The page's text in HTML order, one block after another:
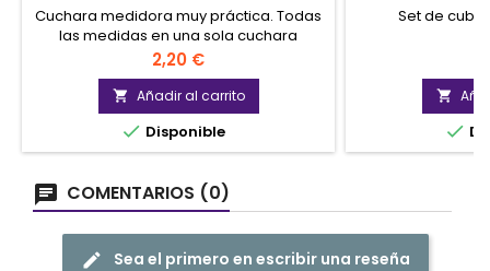
Cuchara medidora muy práctica. Todas
las medidas en una sola cuchara
medidora ajustable
Precio
2,20 €
 Añadir al carrito
 Disponible
Set de


COMENTARIOS (0)
Sea el primero en escribir una reseña